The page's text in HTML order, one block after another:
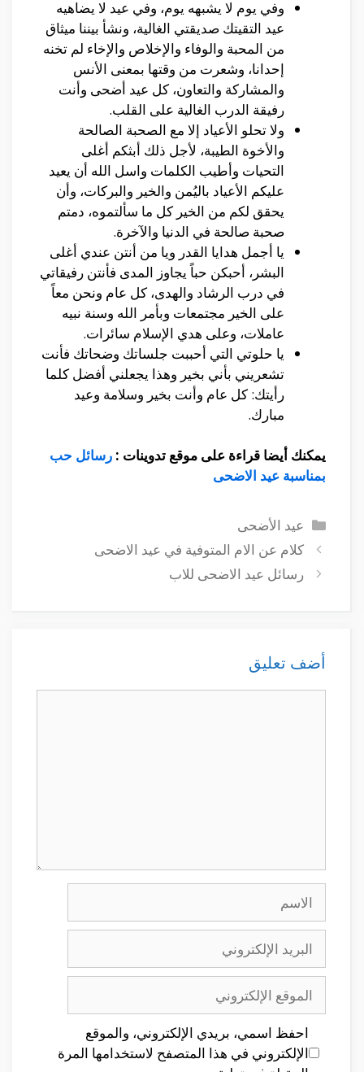
وفي يوم لا يشبهه يوم، وفي عيد لا يضاهيه
عيد التقيتك صديقتي الغالية، ونشأ بيننا ميثاق
من المحبة والوفاء والإخلاص والإخاء لم تخنه
إحدانا، وشعرت من وقتها بمعنى الأنس
والمشاركة والتعاون، كل عيد أضحى وأنت
رفيقة الدرب الغالية على القلب.
ولا تحلو الأعياد إلا مع الصحبة الصالحة
والأخوة الطيبة، لأجل ذلك أبثكم أغلى
التحيات وأطيب الكلمات واسل الله أن يعيد
عليكم الأعياد باليُمن والخير والبركات، وأن
يحقق لكم من الخير كل ما سألتموه، دمتم
صحبة صالحة في الدنيا والآخرة.
يا أجمل هدايا القدر ويا من أنتن عندي أغلى
البشر، أحبكن حباً يجاوز المدى فأنتن رفيقاتي
في درب الرشاد والهدى، كل عام ونحن معاً
على الخير مجتمعات وبأمر الله وسنة نبيه
عاملات، وعلى هدي الإسلام سائرات.
يا حلوتي التي أحببت جلساتك وضحاتك فأنت
تشعريني بأني بخير وهذا يجعلني أفضل كلما
رأيتك: كل عام وأنت بخير وسلامة وعيد
مبارك.
يمكنك أيضا قراءة على موقع تدوينات : رسائل حب
بمناسبة عيد الاضحى
التصنيفات
عيد الأضحى
كلام عن الام المتوفية في عيد الاضحى
رسائل عيد الاضحى للاب
أضف تعليق
الاسم
البريد
الإلكتروني
الموقع
الإلكتروني
احفظ اسمي، بريدي الإلكتروني، والموقع
الإلكتروني في هذا المتصفح لاستخدامها المرة